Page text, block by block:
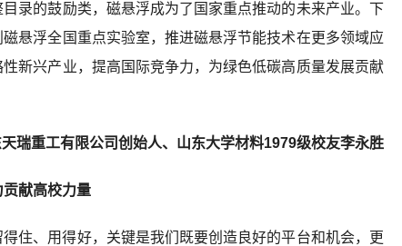
录的鼓励类，磁悬浮成为了国家重点推动的未来产业。下
悬浮全国重点实验室，推进磁悬浮节能技术在更多领域应
新兴产业，提高国际竞争力，为绿色低碳高质量发展贡献
重工有限公司创始人、山东大学材料1979级校友李永胜
献高校力量
住、用得好，关键是我们既要创造良好的平台和机会，更